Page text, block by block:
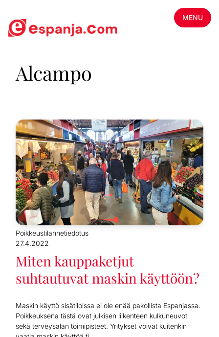
MENU
Alcampo
Poikkeustilannetiedotus
27.4.2022
Miten kauppaketjut
suhtautuvat maskin käyttöön?
Maskin käyttö sisätiloissa ei ole enää pakollista Espanjassa.
Poikkeuksena tästä ovat julkisen liikenteen kulkuneuvot
sekä terveysalan toimipisteet. Yritykset voivat kuitenkin